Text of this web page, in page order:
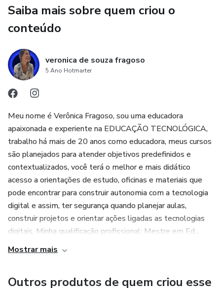
KEEP, como usar
CERTIFICADO DE CONCLUSÃO
Saiba mais sobre quem criou o
conteúdo
veronica de souza fragoso
5 Ano Hotmarter
Meu nome é Verônica Fragoso, sou uma educadora
apaixonada e experiente na EDUCAÇÃO TECNOLÓGICA,
trabalho há mais de 20 anos como educadora, meus cursos
são planejados para atender objetivos predefinidos e
contextualizados, você terá o melhor e mais didático
acesso a orientações de estudo, oficinas e materiais que
pode encontrar para construir autonomia com a tecnologia
digital e assim, ter segurança quando planejar aulas,
construir projetos e orientar ações ligadas as tecnologias
digitais. Minha qualificação profissional: Mestre em Ed...
Mostrar mais
Outros produtos de quem criou esse